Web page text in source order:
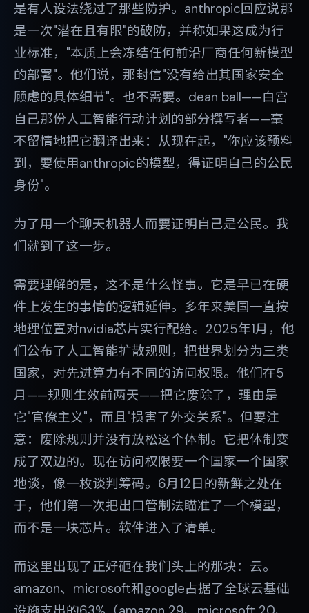
是有人设法绕过了那些防护。anthropic回应说那
是一次"潜在且有限"的破防，并称如果这成为行
业标准，"本质上会冻结任何前沿厂商任何新模型
的部署"。他们说，那封信"没有给出其国家安全
顾虑的具体细节"。也不需要。dean ball——白宫
自己那份人工智能行动计划的部分撰写者——毫
不留情地把它翻译出来：从现在起，"你应该预料
到，要使用anthropic的模型，得证明自己的公民
身份"。
为了用一个聊天机器人而要证明自己是公民。我
们就到了这一步。
需要理解的是，这不是什么怪事。它是早已在硬
件上发生的事情的逻辑延伸。多年来美国一直按
地理位置对nvidia芯片实行配给。2025年1月，他
们公布了人工智能扩散规则，把世界划分为三类
国家，对先进算力有不同的访问权限。他们在5
月——规则生效前两天——把它废除了，理由是
它"官僚主义"，而且"损害了外交关系"。但要注
意：废除规则并没有放松这个体制。它把体制变
成了双边的。现在访问权限要一个国家一个国家
地谈，像一枚谈判筹码。6月12日的新鲜之处在
于，他们第一次把出口管制法瞄准了一个模型，
而不是一块芯片。软件进入了清单。
而这里出现了正好砸在我们头上的那块：云。
amazon、microsoft和google占据了全球云基础